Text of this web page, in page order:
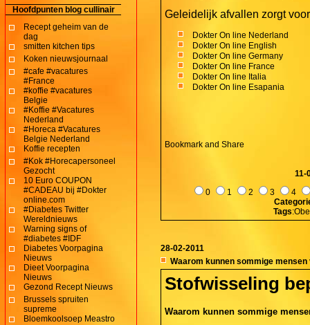
Hoofdpunten blog cullinair
Recept geheim van de
dag
smitten kitchen tips
Koken nieuwsjournaal
#cafe #vacatures
#France
#koffie #vacatures
Belgie
#Koffie #Vacatures
Nederland
#Horeca #Vacatures
Belgie Nederland
Koffie recepten
#Kok #Horecapersoneel
Gezocht
10 Euro COUPON
#CADEAU bij #Dokter
online.com
#Diabetes Twitter
Wereldnieuws
Warning signs of
#diabetes #IDF
Diabetes Voorpagina
Nieuws
Dieet Voorpagina
Nieuws
Gezond Recept Nieuws
Brussels spruiten
supreme
Bloemkoolsoep Meastro
Geleidelijk afvallen zorgt
Dokter On line Nederland
Dokter On line English
Dokter On line Germany
Dokter On line France
Dokter On line Italia
Dokter On line Esapania
11-
0
1 2 3
4
Tags
28-02-2011
Waarom kunnen sommige
Stofwisseling
Waarom kunnen sommige